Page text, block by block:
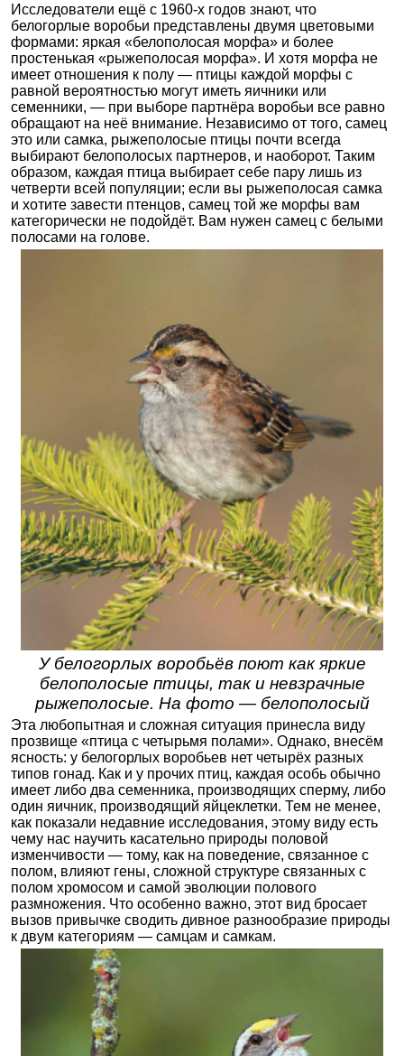
Исследователи ещё с 1960-х годов знают, что
белогорлые воробьи представлены двумя цветовыми
формами: яркая «белополосая морфа» и более
простенькая «рыжеполосая морфа». И хотя морфа не
имеет отношения к полу — птицы каждой морфы с
равной вероятностью могут иметь яичники или
семенники, — при выборе партнёра воробьи все равно
обращают на неё внимание. Независимо от того, самец
это или самка, рыжеполосые птицы почти всегда
выбирают белополосых партнеров, и наоборот. Таким
образом, каждая птица выбирает себе пару лишь из
четверти всей популяции; если вы рыжеполосая самка
и хотите завести птенцов, самец той же морфы вам
категорически не подойдёт. Вам нужен самец с белыми
полосами на голове.
У белогорлых воробьёв поют как яркие
белополосые птицы, так и невзрачные
рыжеполосые. На фото — белополосый
Эта любопытная и сложная ситуация принесла виду
прозвище «птица с четырьмя полами». Однако, внесём
ясность: у белогорлых воробьев нет четырёх разных
типов гонад. Как и у прочих птиц, каждая особь обычно
имеет либо два семенника, производящих сперму, либо
один яичник, производящий яйцеклетки. Тем не менее,
как показали недавние исследования, этому виду есть
чему нас научить касательно природы половой
изменчивости — тому, как на поведение, связанное с
полом, влияют гены, сложной структуре связанных с
полом хромосом и самой эволюции полового
размножения. Что особенно важно, этот вид бросает
вызов привычке сводить дивное разнообразие природы
к двум категориям — самцам и самкам.